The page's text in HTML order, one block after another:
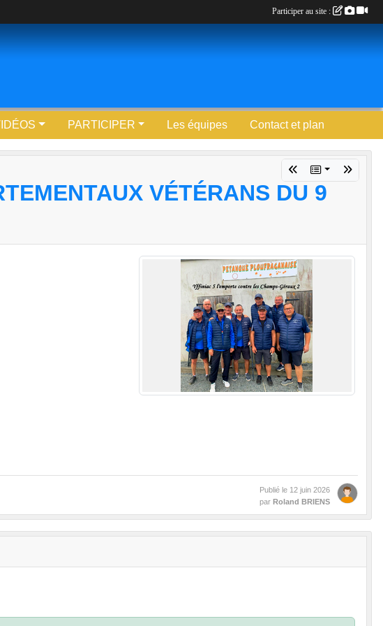
PARTICIPER Les équipes Contact et plan
VÉTÉRANS DU 9
Publié le 12 juin 2026
par Roland BRIENS
Participer au site :